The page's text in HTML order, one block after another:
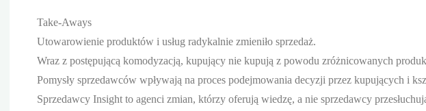
Take-Aways
Utowarowienie produktów i usług radykalnie zmieniło sprzedaż.
Wraz z postępującą komodyzacją, kupujący nie kupują z powodu zróżnicowanych
Pomysły sprzedawców wpływają na proces podejmowania decyzji przez kupujących i
Sprzedawcy Insight to agenci zmian, którzy oferują wiedzę, a nie sprzedawcy